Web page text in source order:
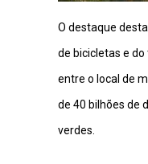
O destaque
de bicicletas e
entre o local de
de 40 bilhões de
verdes.